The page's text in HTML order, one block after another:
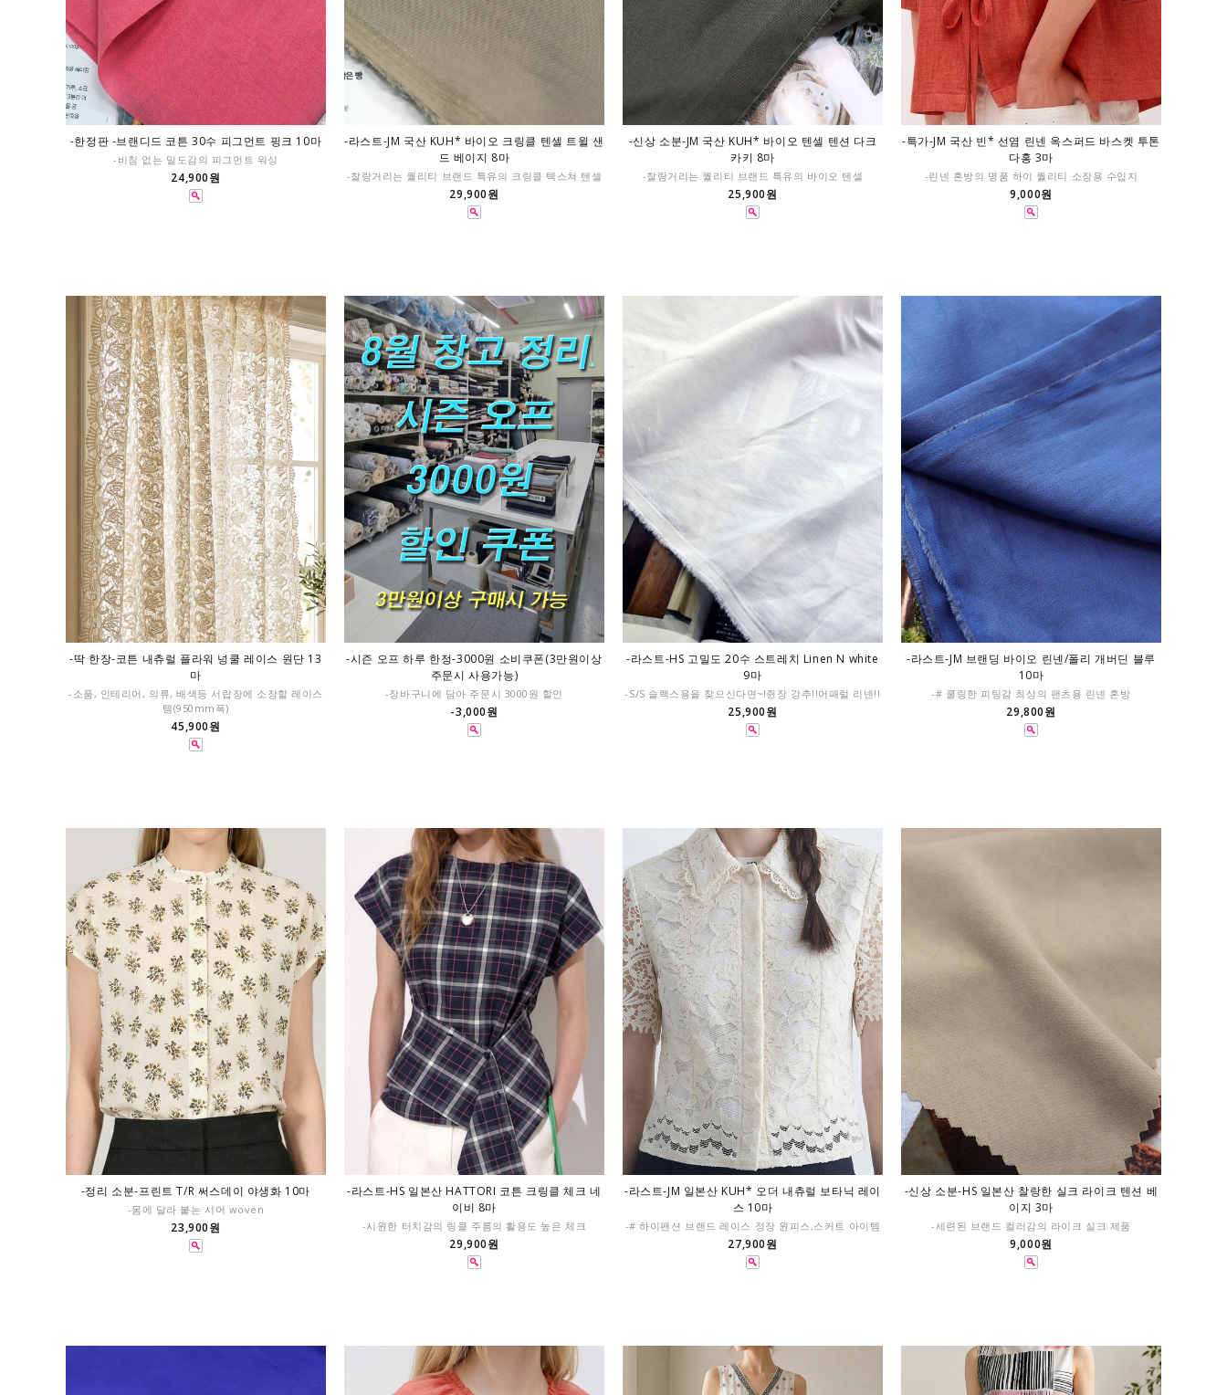
-한정판 -브랜디드 코튼 30수 피그먼트 핑크 10마
-비침 없는 밀도감의 피그먼트 워싱
24,900원
-라스트-JM 국산 KUH* 바이오 크링클 텐셀 트윌 샌
드 베이지 8마
-찰랑거리는 퀄리티 브랜드 특유의 크링클 텍스쳐 텐셀
29,900원
-신상 소분-JM 국산 KUH* 바이오 텐셀 텐션 다크
카키 8마
-찰랑거리는 퀄리티 브랜드 특유의 바이오 텐셀
25,900원
-특가-JM 국산 빈* 선염 린넨 옥스퍼드 바스켓 투톤
다홍 3마
-린넨 혼방의 명품 하이 퀄리티 소장용 수입지
9,000원
-딱 한장-코튼 내츄럴 플라워 넝쿨 레이스 원단 13
마
-소품, 인테리어, 의류, 배색등 서랍장에 소장할 레이스
템(950mm폭)
45,900원
-시즌 오프 하루 한정-3000원 소비쿠폰(3만원이상
주문시 사용가능)
-장바구니에 담아 주문시 3000원 할인
-3,000원
-라스트-HS 고밀도 20수 스트레치 Linen N white
9마
-S/S 슬랙스용을 찾으신다면~!쥔장 강추!!어패럴 리넨!!
25,900원
-라스트-JM 브랜딩 바이오 린넨/폴리 개버딘 블루
10마
-# 쿨링한 피팅감 최상의 팬츠용 린넨 혼방
29,800원
-정리 소분-프린트 T/R 써스데이 야생화 10마
-몸에 달라 붙는 시어 woven
23,900원
-라스트-HS 일본산 HATTORI 코튼 크링클 체크 네
이비 8마
-시원한 터치감의 링클 주름의 활용도 높은 체크
29,900원
-라스트-JM 일본산 KUH* 오더 내츄럴 보타닉 레이
스 10마
-# 하이팬션 브랜드 레이스 정장 원피스,스커트 아이템
27,900원
-신상 소분-HS 일본산 찰랑한 실크 라이크 텐션 베
이지 3마
-세련된 브랜드 컬러감의 라이크 실크 제품
9,000원